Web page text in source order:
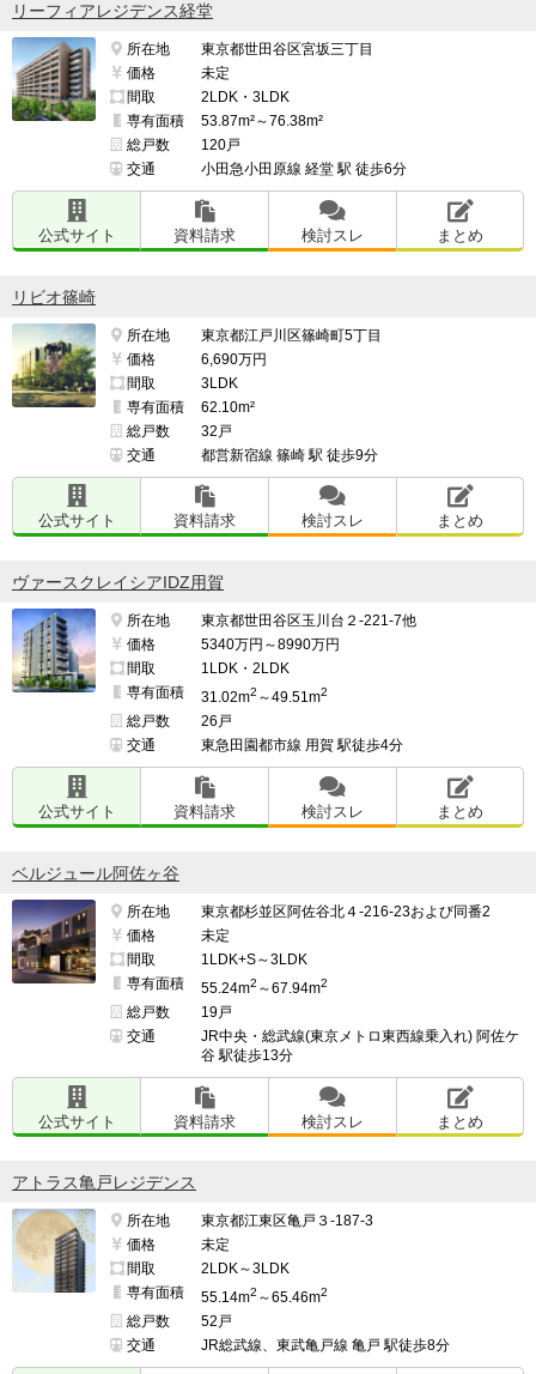
リーフィアレジデンス経堂
所在地
東京都世田谷区宮坂三丁目
価格
未定
間取
2LDK・3LDK
専有面積
53.87m²～76.38m²
総戸数
120戸
交通
小田急小田原線 経堂 駅 徒歩6分
公式サイト 資料請求 検討スレ まとめ
リビオ篠崎
所在地
東京都江戸川区篠崎町5丁目
価格
6,690万円
間取
3LDK
専有面積
62.10m²
総戸数
32戸
交通
都営新宿線 篠崎 駅 徒歩9分
公式サイト 資料請求 検討スレ まとめ
ヴァースクレイシアIDZ用賀
所在地
東京都世田谷区玉川台２-221-7他
価格
5340万円～8990万円
間取
1LDK・2LDK
専有面積
31.02m2 ～49.51m2
総戸数
26戸
交通
東急田園都市線 用賀 駅徒歩4分
公式サイト 資料請求 検討スレ まとめ
ベルジュール阿佐ヶ谷
所在地
東京都杉並区阿佐谷北４-216-23および同番2
価格
未定
間取
1LDK+S～3LDK
専有面積
55.24m2 ～67.94m2
総戸数
19戸
交通
JR中央・総武線(東京メトロ東西線乗入れ) 阿佐ケ
谷 駅徒歩13分
公式サイト 資料請求 検討スレ まとめ
アトラス亀戸レジデンス
所在地
東京都江東区亀戸３-187-3
価格
未定
間取
2LDK～3LDK
専有面積
55.14m2 ～65.46m2
総戸数
52戸
交通
JR総武線、東武亀戸線 亀戸 駅徒歩8分